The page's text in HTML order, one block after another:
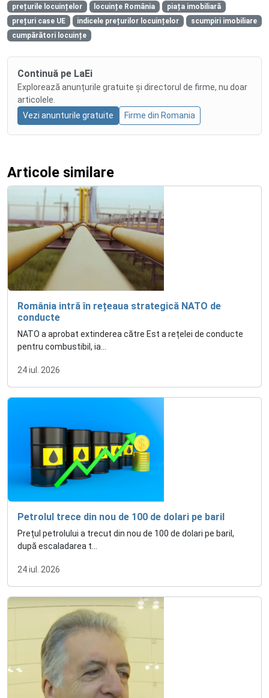
prețurile locuințelor locuințe România
piața imobiliară
prețuri case UE
indicele prețurilor locuințelor
scumpiri imobiliare
cumpărători locuințe
Continuă pe LaEi
Explorează anunțurile gratuite și directorul de firme, nu doar
articolele.
Vezi anunturile gratuite
Firme din Romania
Articole similare
România intră în rețeaua strategică NATO de
conducte
NATO a aprobat extinderea către Est a rețelei de conducte
pentru combustibil, ia...
24 iul. 2026
Petrolul trece din nou de 100 de dolari pe baril
Prețul petrolului a trecut din nou de 100 de dolari pe baril,
după escaladarea t...
24 iul. 2026